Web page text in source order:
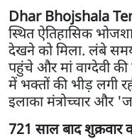
Dhar Bhojshala
स्थित ऐतिहासिक
देखने को मिला. लंबे
पहुंचे और मां वाग्देवी
में भक्तों की भीड़ लगी
इलाका मंत्रोच्चार और
721 साल बाद शुक्रवार